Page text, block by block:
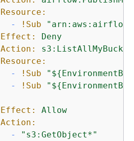
Resource:
-
!Sub
Effect:
Deny
Action:
Resource:
-
!Sub "${
-
!Sub "${
Effect:
Allow
Action:
-
"s3:GetObject*"